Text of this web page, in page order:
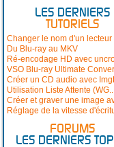
LES DERNIERS
TUTORIELS
Changer le nom d'un lecteur
Du Blu-ray au MKV
Ré-encodage HD avec
VSO Blu-ray Ultimate
Créer un CD audio avec
Utilisation Liste Attente
Créer et graver une image
Réglage de la vitesse
FORUMS
LES DERNIERS